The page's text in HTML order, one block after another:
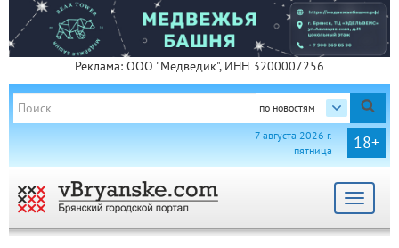
Реклама: ООО "Медведик", ИНН 3200007256
по новостям
18+
7 августа 2026 г.
пятница
Toggle